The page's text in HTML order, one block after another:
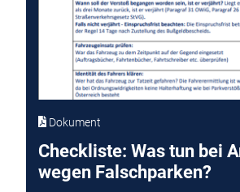
Dokument
Checkliste: Was tun bei
wegen Falschparken?